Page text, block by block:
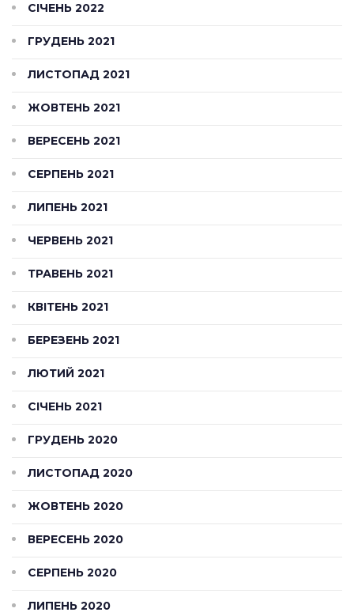
СІЧЕНЬ 2022
ГРУДЕНЬ 2021
ЛИСТОПАД 2021
ЖОВТЕНЬ 2021
ВЕРЕСЕНЬ 2021
СЕРПЕНЬ 2021
ЛИПЕНЬ 2021
ЧЕРВЕНЬ 2021
ТРАВЕНЬ 2021
КВІТЕНЬ 2021
БЕРЕЗЕНЬ 2021
ЛЮТИЙ 2021
СІЧЕНЬ 2021
ГРУДЕНЬ 2020
ЛИСТОПАД 2020
ЖОВТЕНЬ 2020
ВЕРЕСЕНЬ 2020
СЕРПЕНЬ 2020
ЛИПЕНЬ 2020